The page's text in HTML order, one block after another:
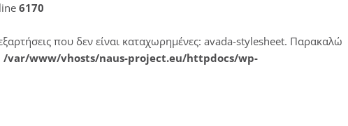
6170
που δεν είναι καταχωρημένες: avada-stylesheet. Παρακαλώ
/var/www/vhosts/naus-project.eu/httpdocs/wp-